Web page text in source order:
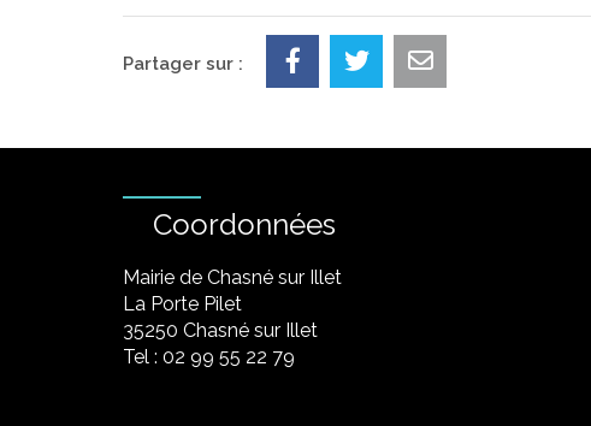
Partager sur :
Coordonnées
Mairie de Chasné sur Illet
La Porte Pilet
35250 Chasné sur Illet
Tel : 02 99 55 22 79